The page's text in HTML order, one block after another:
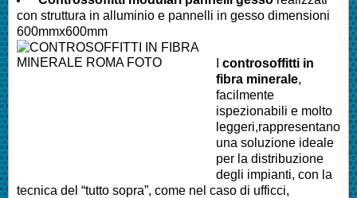
con struttura in alluminio e pannelli in gesso dimensioni
600mmx600mm
controsoffitti in
fibra minerale,
facilmente
ispezionabili e molto
leggeri,rappresentano
una soluzione ideale
per la distribuzione
degli impianti, con la
tecnica del “tutto sopra”, come nel caso di ufficci,